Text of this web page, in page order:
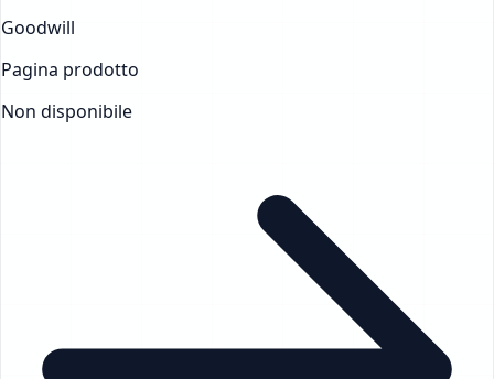
Goodwill
Pagina prodotto
Non disponibile